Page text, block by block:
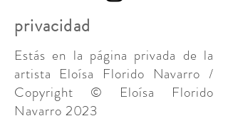
privacidad
Estás en la página privada de la
artista Eloísa Florido Navarro /
Copyright © Eloísa Florido
Navarro 2023